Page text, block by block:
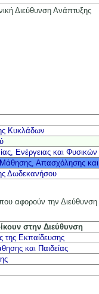
Διεύθυνση Ανάπτυξης
Κυκλάδων
Ενέργειας και
Μάθησης, Απασχόλησης
Δωδεκανήσου
αφορούν την Διεύθυνση
στην Διεύθυνση
της Εκπαίδευσης
και Παιδείας